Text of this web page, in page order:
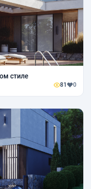
стиле
81 0